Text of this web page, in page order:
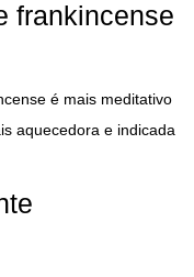
frankincense
é mais meditativo
aquecedora e indicada